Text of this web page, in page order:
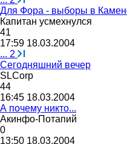
Для Фора - выборы в
Капитан усмехнулся
41
17:59 18.03.2004
... 2
Сегодняшний вечер
SLCorp
44
16:45 18.03.2004
А почему никто...
Акинфо-Потапий
0
13:50 18.03.2004